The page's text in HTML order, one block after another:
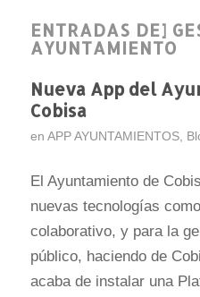
ENTRADAS DE]
AYUNTAMIENTO
Nueva App del
Cobisa
en APP AYUNTAMIENTOS,
El Ayuntamiento de
nuevas tecnologías
colaborativo, y para la
público, haciendo de
acaba de instalar una